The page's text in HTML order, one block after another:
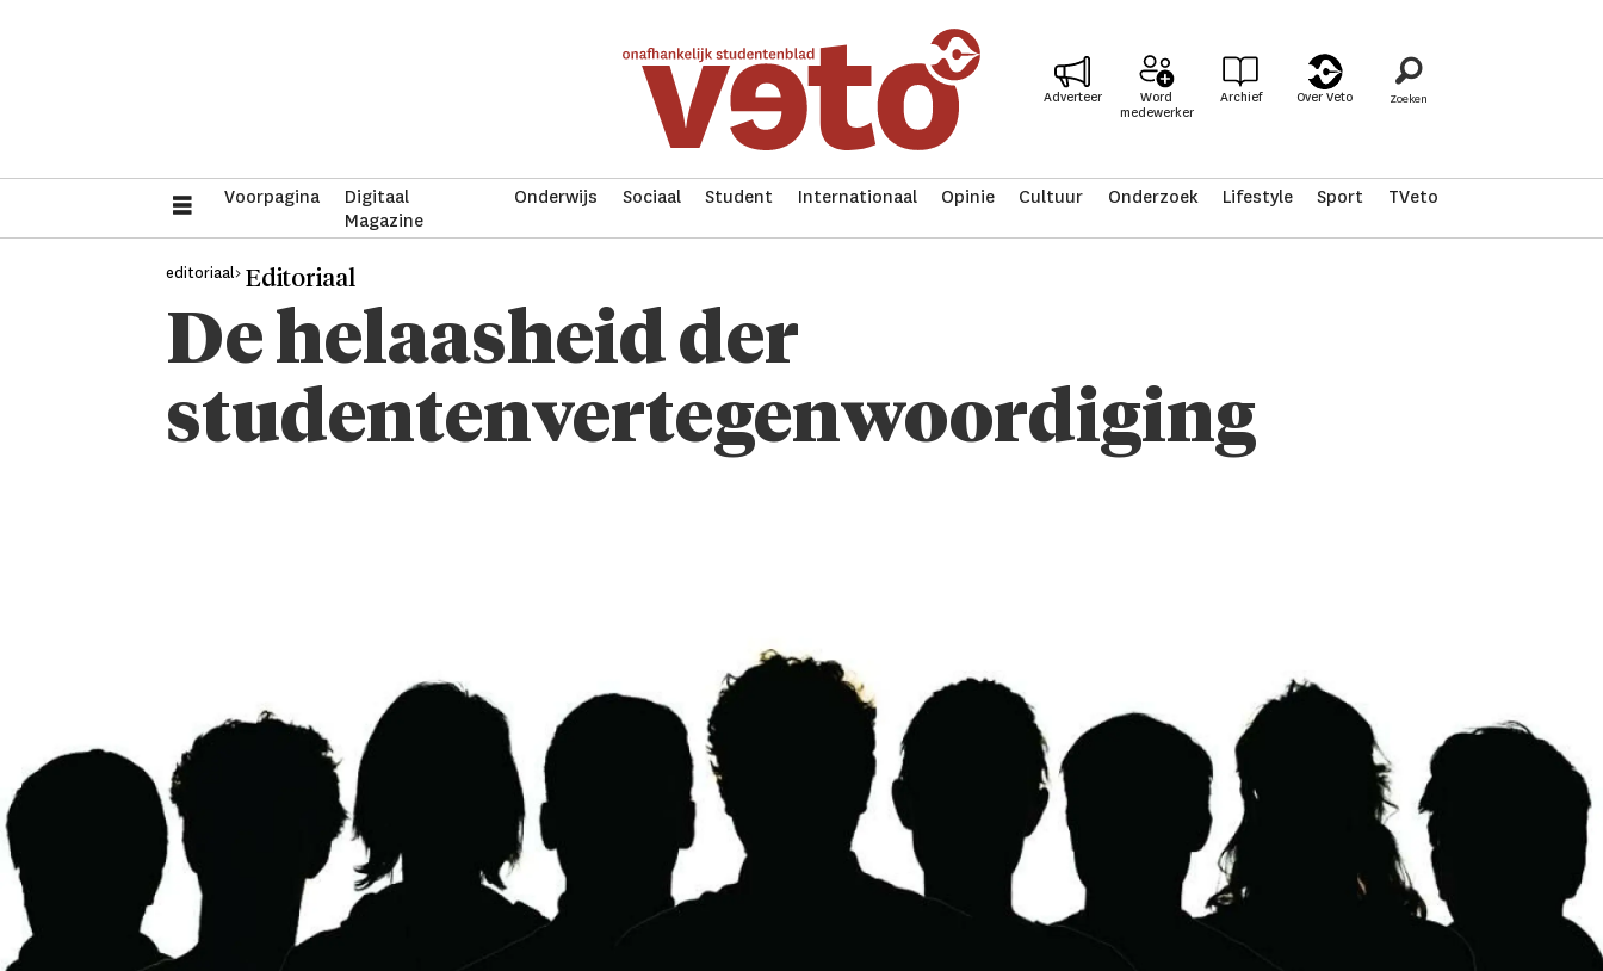
Adverteer
Word
medewerker
Archief Over Veto
Voorpagina
Digitaal
Magazine
Onderwijs Sociaal Student Internationaal Opinie Cultuur Onderzoek Lifestyle Sport TVeto
editoriaal> Editoriaal
De helaasheid der
studentenvertegenwoordiging